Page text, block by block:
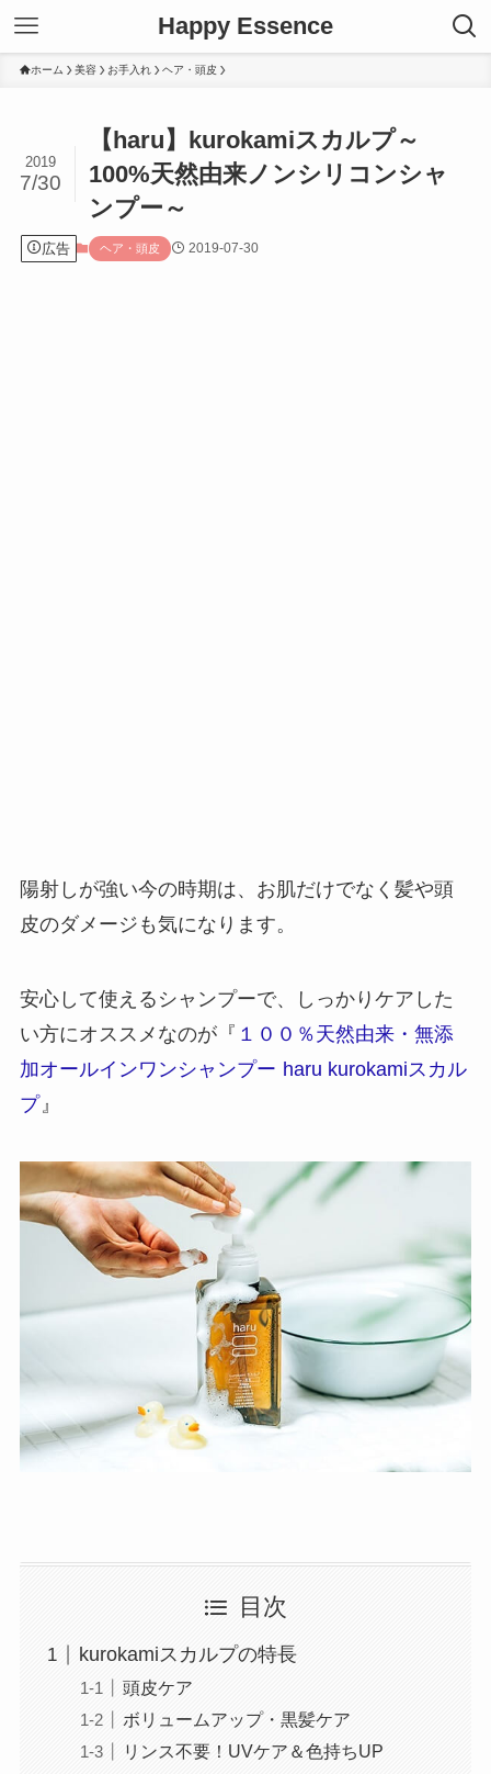
Happy Essence
ホーム 美容 お手入れ ヘア・頭皮
【haru】kurokamiスカルプ～
100%天然由来ノンシリコンシャ
ンプー～
2019
7/30
広告 ヘア・頭皮 2019-07-30
陽射しが強い今の時期は、お肌だけでなく髪や頭
皮のダメージも気になります。
安心して使えるシャンプーで、しっかりケアした
い方にオススメなのが『 １００％天然由来・無添
加オールインワンシャンプー haru kurokamiスカル
プ』
目次
kurokamiスカルプの特長
頭皮ケア
ボリュームアップ・黒髪ケア
リンス不要！UVケア＆色持ちUP